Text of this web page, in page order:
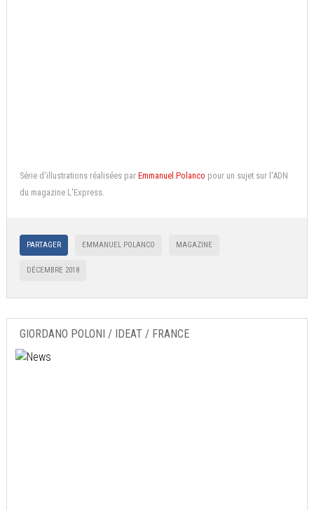
Série d'illustrations réalisées par Emmanuel Polanco pour un sujet sur l'ADN
du magazine L'Express.
PARTAGER EMMANUEL POLANCO MAGAZINE
DÉCEMBRE 2018
GIORDANO POLONI / IDEAT / FRANCE